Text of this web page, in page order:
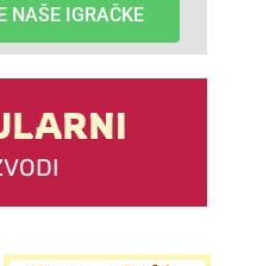
NAŠE IGRAČKE